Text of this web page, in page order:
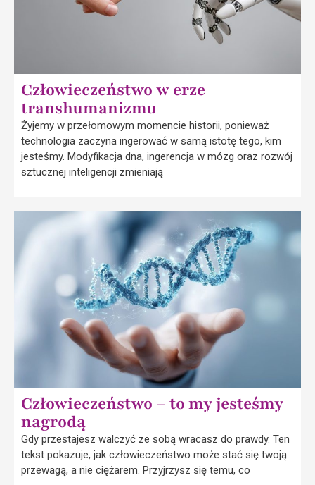
Człowieczeństwo w erze
transhumanizmu
Żyjemy w przełomowym momencie historii, ponieważ
technologia zaczyna ingerować w samą istotę tego, kim
jesteśmy. Modyfikacja dna, ingerencja w mózg oraz rozwój
sztucznej inteligencji zmieniają
Człowieczeństwo – to my jesteśmy
nagrodą
Gdy przestajesz walczyć ze sobą wracasz do prawdy. Ten
tekst pokazuje, jak człowieczeństwo może stać się twoją
przewagą, a nie ciężarem. Przyjrzysz się temu, co